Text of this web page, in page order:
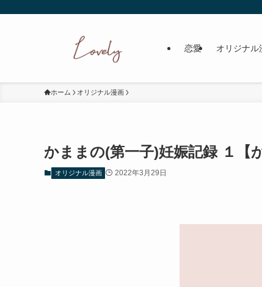
恋愛 オリジナル
ホーム オリジナル漫画
かままの(第一子)妊娠記録 １【
オリジナル漫画 2022年3月29日